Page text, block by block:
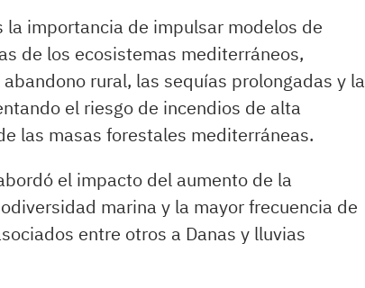
la importancia de impulsar modelos de
de los ecosistemas mediterráneos,
rural, las sequías prolongadas y la
el riesgo de incendios de alta
las masas forestales mediterráneas.
el impacto del aumento de la
marina y la mayor frecuencia de
entre otros a Danas y lluvias